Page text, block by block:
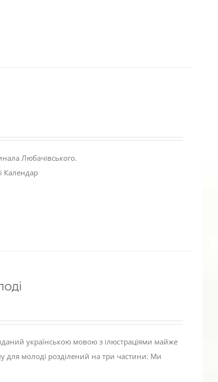
Любачівського.
Календар
українською мовою з ілюстраціями майже
для молоді розділений на три частини: Ми